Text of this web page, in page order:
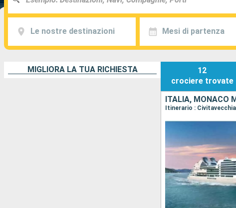
Le nostre destinazioni Mesi di partenza
MIGLIORA LA TUA RICHIESTA
12
crociere trovate